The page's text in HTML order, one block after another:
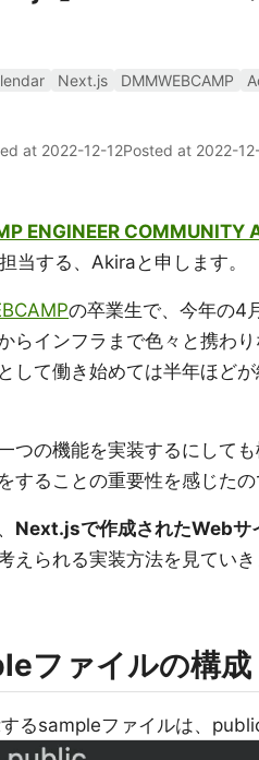
Next.js DMMWEBCAMP
at 2022-12-12Posted at 2022-
ENGINEER
当する、Akiraと申します。
の卒業生で、今年の4
らインフラまで色々と携わ
して働き始めては半年ほど
つの機能を実装するにして
することの重要性を感じた
Next.jsで作成されたWebサ
えられる実装方法を見ていき
ファイルの構成
るsampleファイルは、